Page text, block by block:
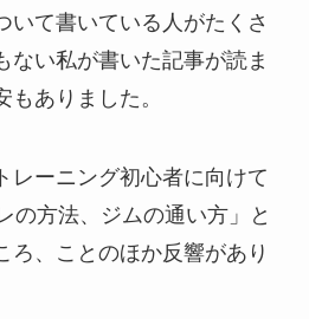
いて書いている人がたくさ
ない私が書いた記事が読ま
ありました。
レーニング初心者に向けて
の方法、ジムの通い方」と
ろ、ことのほか反響があり